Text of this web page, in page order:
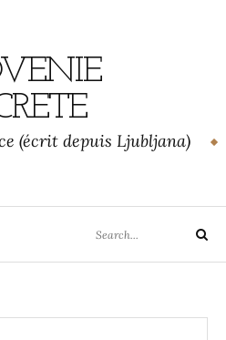
(écrit depuis Ljubljana)
for:
Search